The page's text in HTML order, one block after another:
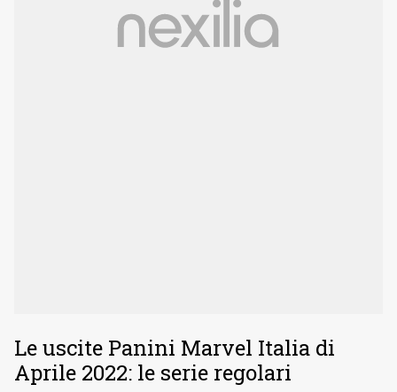
Le uscite Panini Marvel Italia di
Aprile 2022: le serie regolari